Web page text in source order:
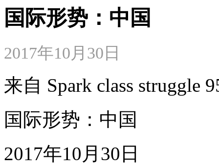
国际形势：中国
2017年10月30日
来自 Spark class struggle
国际形势：中国
2017年10月30日